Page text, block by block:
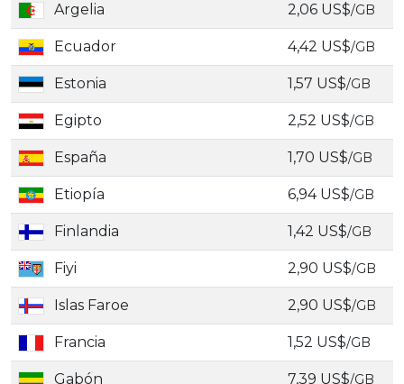
Argelia 2,06 US$/GB
Ecuador 4,42 US$/GB
Estonia 1,57 US$/GB
Egipto 2,52 US$/GB
España 1,70 US$/GB
Etiopía 6,94 US$/GB
Finlandia 1,42 US$/GB
Fiyi 2,90 US$/GB
Islas Faroe 2,90 US$/GB
Francia 1,52 US$/GB
Gabón 7,39 US$/GB